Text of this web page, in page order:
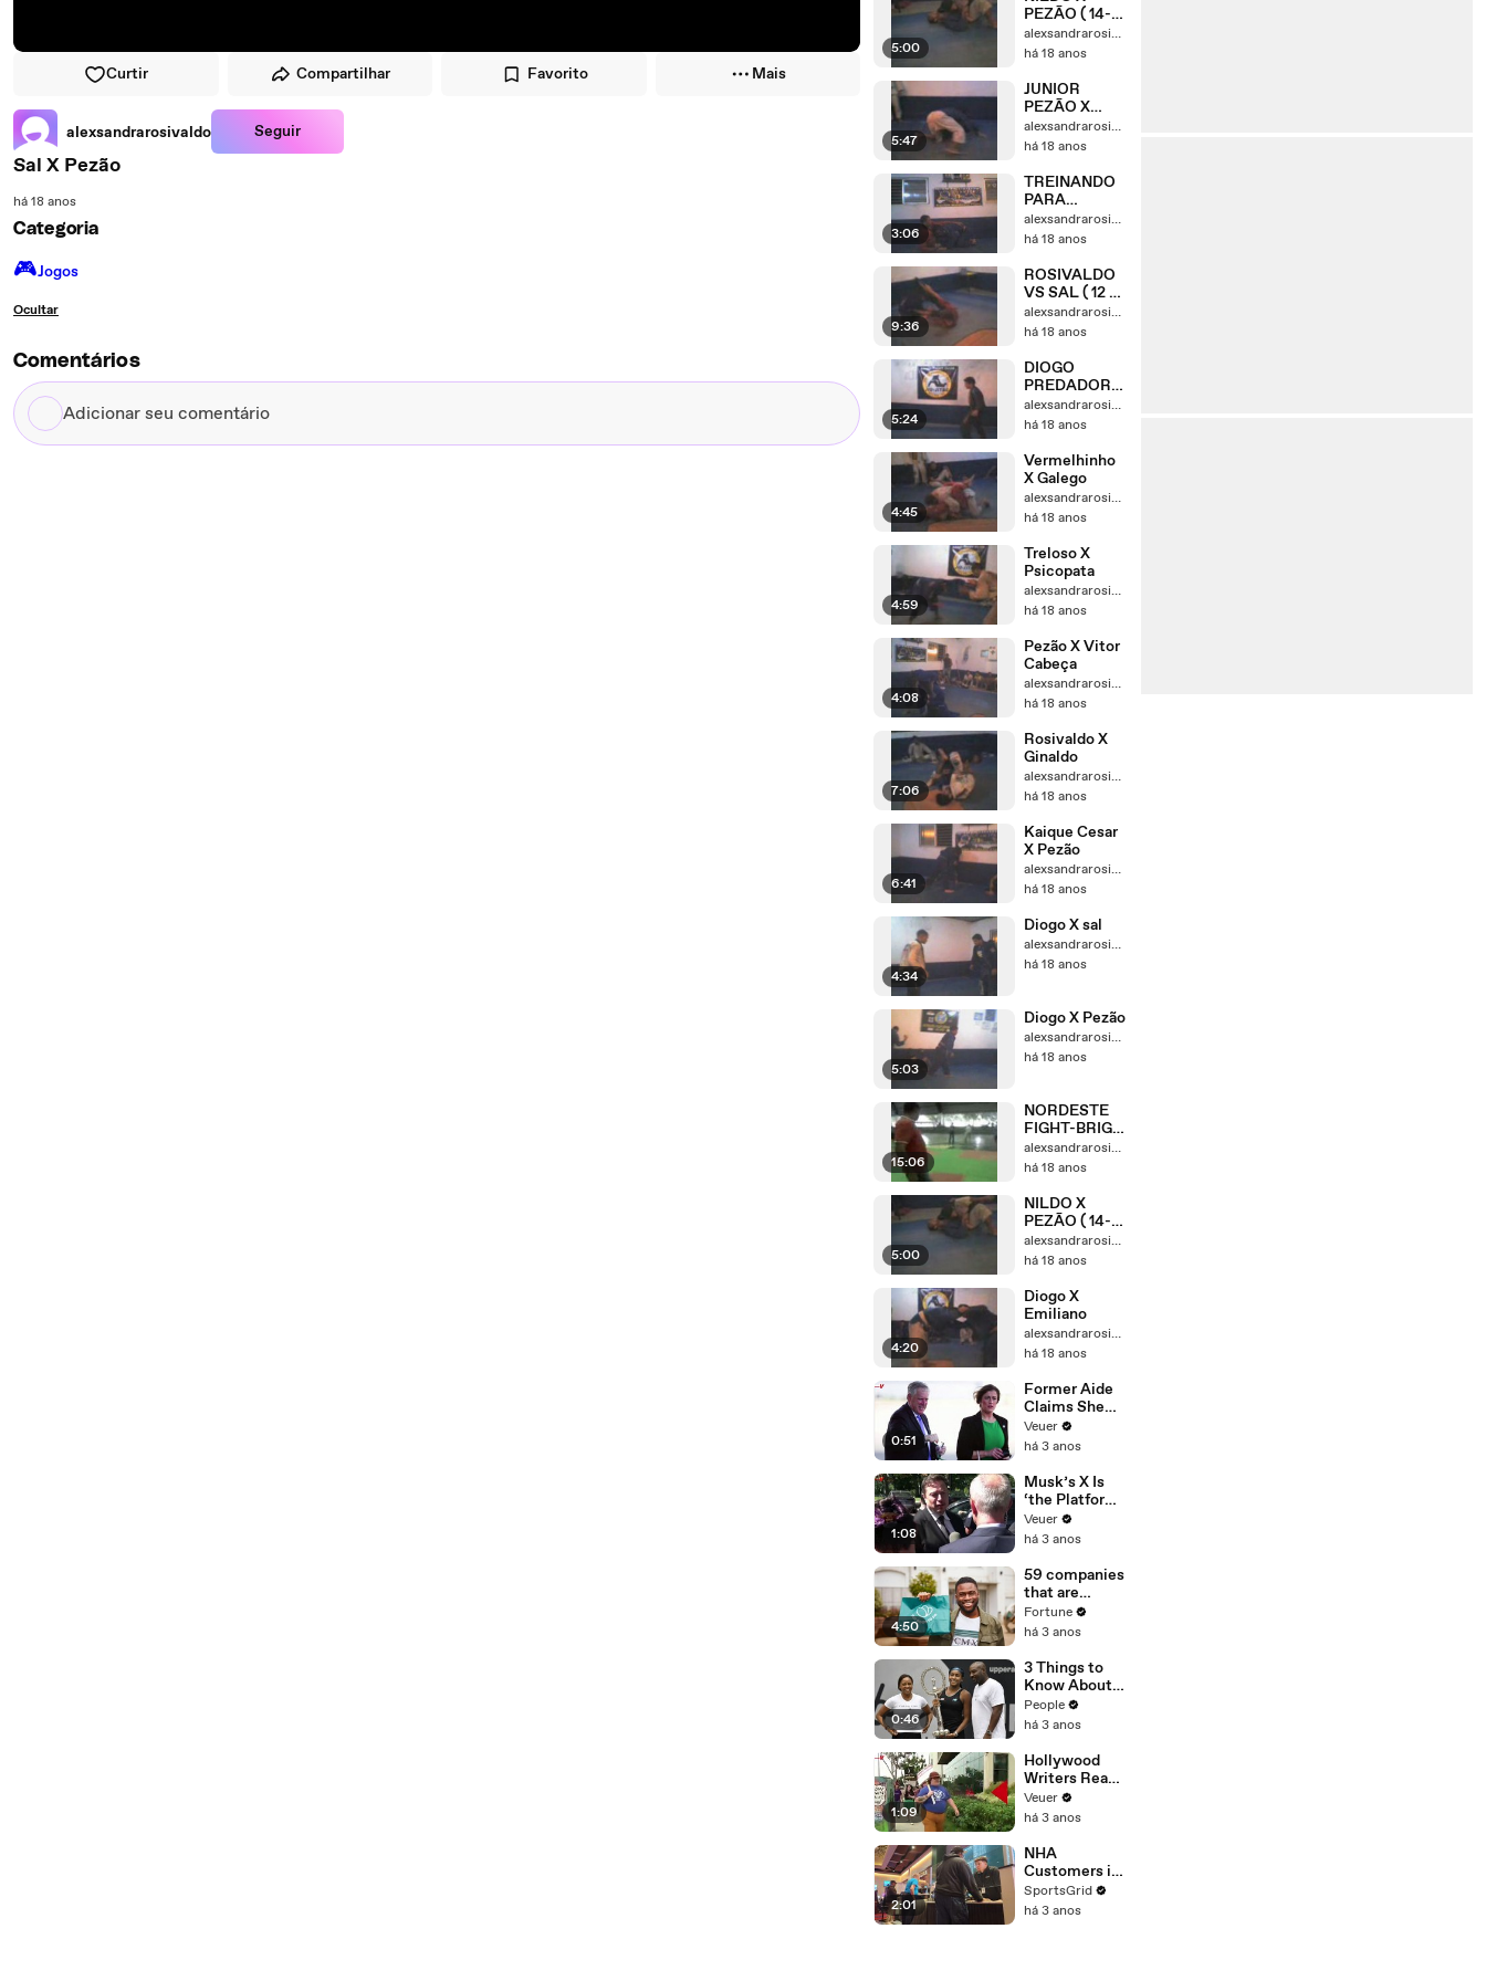
Curtir Compartilhar Favorito Mais
alexsandrarosivaldo Seguir
Sal X Pezão
há 18 anos
Categoria
🎮️Jogos
Ocultar
Comentários
Adicionar
seu
5:00
PEZÃO ( 14-
05-2008 )
alexsandrarosivaldo
há 18 anos
5:47
JUNIOR
PEZÃO X
NILDO ( 14-
05-2008 )
alexsandrarosivaldo
há 18 anos
3:06
TREINANDO
PARA
CAMPEONAT
O (
FIGHT )
alexsandrarosivaldo
há 18 anos
9:36
ROSIVALDO
VS SAL ( 12 -
05 - 2005 ) alexsandrarosivaldo
há 18 anos
5:24
DIOGO
PREDADOR
VS JUNIOR
PEZÃO ( 12 -
alexsandrarosivaldo
há 18 anos
4:45
Vermelhinho
X Galego
alexsandrarosivaldo
há 18 anos
4:59
Treloso X
Psicopata
alexsandrarosivaldo
há 18 anos
4:08
Pezão X Vitor
Cabeça
alexsandrarosivaldo
há 18 anos
7:06
Rosivaldo X
Ginaldo
alexsandrarosivaldo
há 18 anos
6:41
Kaique Cesar
X Pezão
alexsandrarosivaldo
há 18 anos
4:34
Diogo X sal
alexsandrarosivaldo
há 18 anos
5:03
Diogo X Pezão
alexsandrarosivaldo
há 18 anos
15:06
NORDESTE
FIGHT-BRIGA
DENTRO E
FORA DO
PEZÃO )
alexsandrarosivaldo
há 18 anos
5:00
NILDO X
PEZÃO ( 14-
05-2008 )
alexsandrarosivaldo
há 18 anos
4:20
Diogo X
Emiliano
alexsandrarosivaldo
há 18 anos
0:51
Former Aide
Claims She
Was Asked to
Make a ‘Hit
Trump
Veuer
há 3 anos
1:08
Musk’s X Is
‘the Platform
With the
Largest Ratio
Misinformatio
n or
Disinformatio
n’ Amongst
All Social
Media
Platforms
Veuer
há 3 anos
4:50
59 companies
that are
changing the
world: From
Chobani
Fortune
há 3 anos
0:46
3 Things to
Know About
Coco Gauff's
Parents
People
há 3 anos
1:09
Hollywood
Writers Reach
‘Tentative
Agreement’
After 146 Day
Strike
Veuer
há 3 anos
2:01
NHA
Customers in
Limbo as
Company
SportsGrid
há 3 anos